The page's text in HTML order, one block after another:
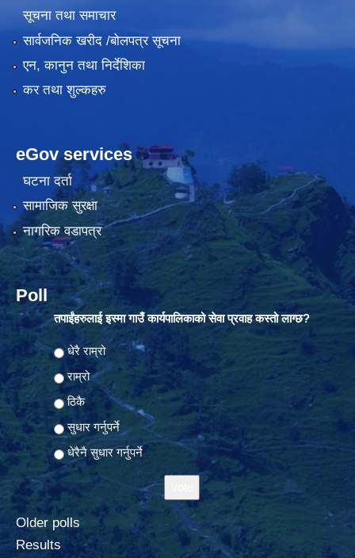
सूचना तथा समाचार
सार्वजनिक खरीद /बोलपत्र सूचना
एन, कानुन तथा निर्देशिका
कर तथा शुल्कहरु
eGov services
घटना दर्ता
सामाजिक सुरक्षा
नागरिक वडापत्र
Poll
तपाईंहरुलाई इस्मा गाउँ कार्यपालिकाको सेवा प्रवाह कस्तो लाग्छ?
Choices
धेरै राम्रो
राम्रो
ठिकै
सुधार गर्नुपर्ने
धेरैनै सुधार गर्नुपर्ने
Older polls
Results